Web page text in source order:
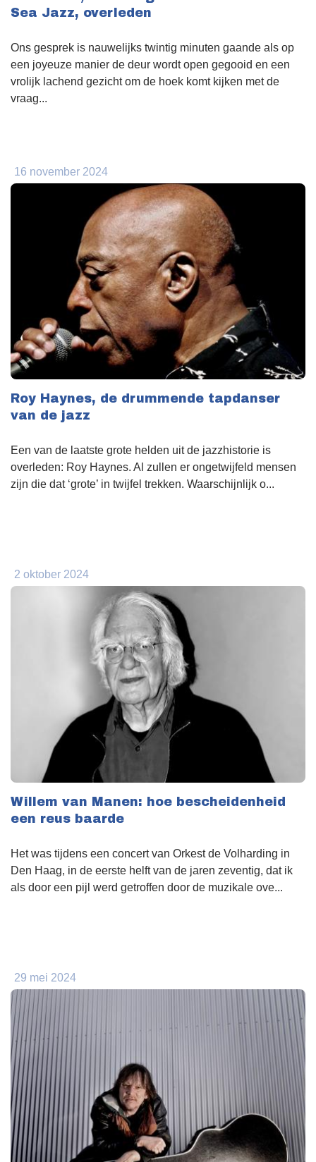
Sea Jazz, overleden
Ons gesprek is nauwelijks twintig minuten gaande als op
een joyeuze manier de deur wordt open gegooid en een
vrolijk lachend gezicht om de hoek komt kijken met de
vraag...
16 november 2024
Roy Haynes, de drummende tapdanser
van de jazz
Een van de laatste grote helden uit de jazzhistorie is
overleden: Roy Haynes. Al zullen er ongetwijfeld mensen
zijn die dat ‘grote’ in twijfel trekken. Waarschijnlijk o...
2 oktober 2024
Willem van Manen: hoe bescheidenheid
een reus baarde
Het was tijdens een concert van Orkest de Volharding in
Den Haag, in de eerste helft van de jaren zeventig, dat ik
als door een pijl werd getroffen door de muzikale ove...
29 mei 2024